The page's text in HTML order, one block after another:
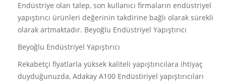
Endüstriye olan talep, son kullanıcı firmaların endüstriyel
yapıştırıcı ürünleri değerinin takdirine bağlı olarak sürekli
olarak artmaktadır. Beyoğlu Endüstriyel Yapıştırıcı
Beyoğlu Endüstriyel Yapıştırıcı
Rekabetçi fiyatlarla yüksek kaliteli yapıştırıcılara ihtiyaç
duyduğunuzda, Adakay A100 Endüstiriyel yapıştırıcıları